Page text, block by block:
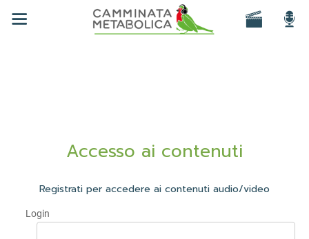
Accesso ai contenuti
Registrati per accedere ai contenuti audio/video
Login